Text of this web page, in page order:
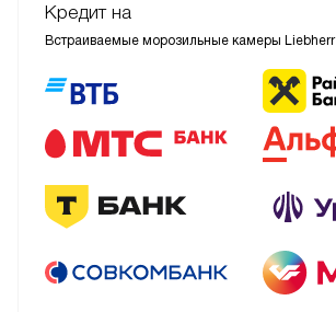
Кредит на
Встраиваемые морозильные камеры Liebherr